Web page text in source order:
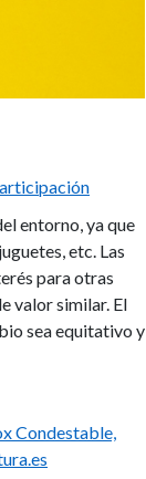
entorno, ya que
etc. Las
para otras
valor similar. El
sea equitativo y
Condestable,